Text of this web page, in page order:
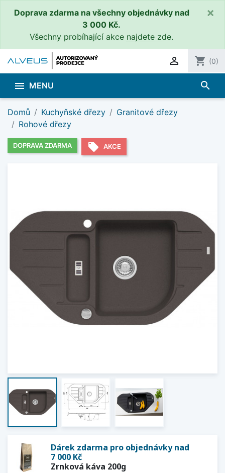
Doprava zdarma na všechny objednávky nad
3 000 Kč.
Všechny probíhající akce najdete zde.
×
 shopping_cart (0)
 MENU search
Domů Kuchyňské dřezy
Granitové dřezy
Rohové dřezy
DOPRAVA ZDARMA local_offer AKCE
Dárek zdarma pro objednávky nad
7 000 Kč
Zrnková káva 200g